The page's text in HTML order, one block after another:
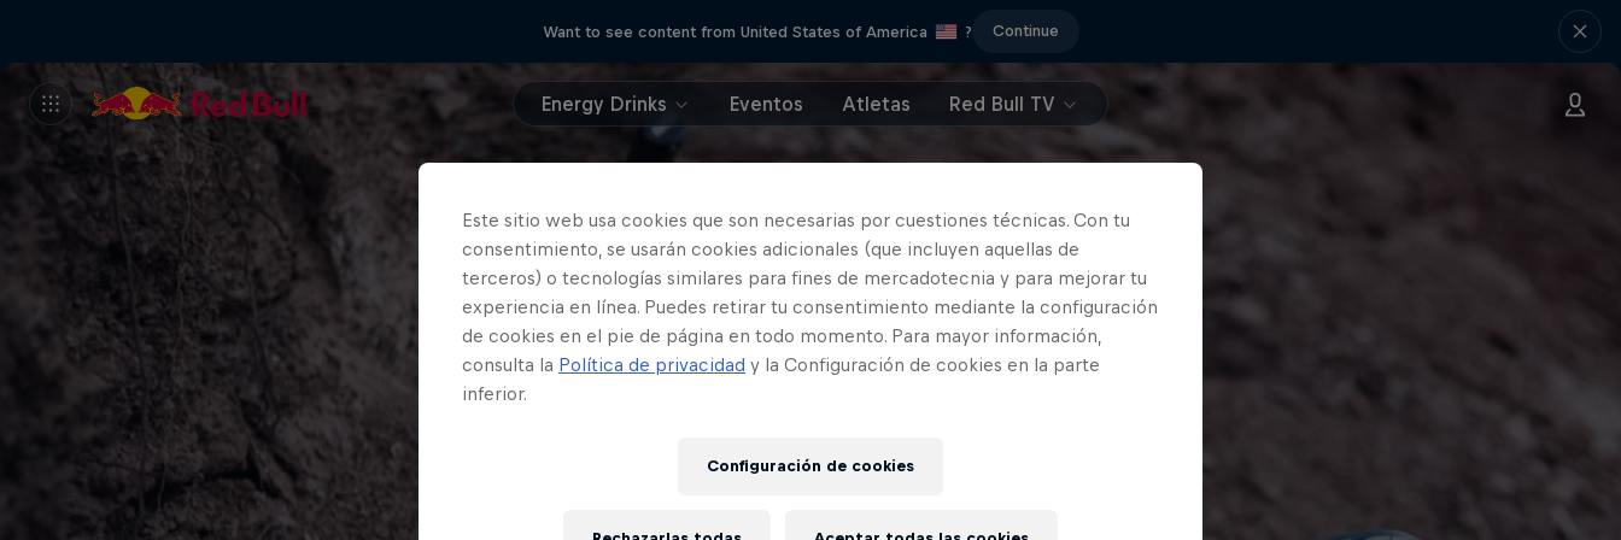
Want to see content from United States of America ? Continue
Energy Drinks Eventos Atletas Red Bull TV
Este sitio web usa cookies que son necesarias por cuestiones técnicas. Con tu
consentimiento, se usarán cookies adicionales (que incluyen aquellas de
terceros) o tecnologías similares para fines de mercadotecnia y para mejorar tu
experiencia en línea. Puedes retirar tu consentimiento mediante la configuración
de cookies en el pie de página en todo momento. Para mayor información,
consulta la Política de privacidad y la Configuración de cookies en la parte
inferior.
Configuración de cookies